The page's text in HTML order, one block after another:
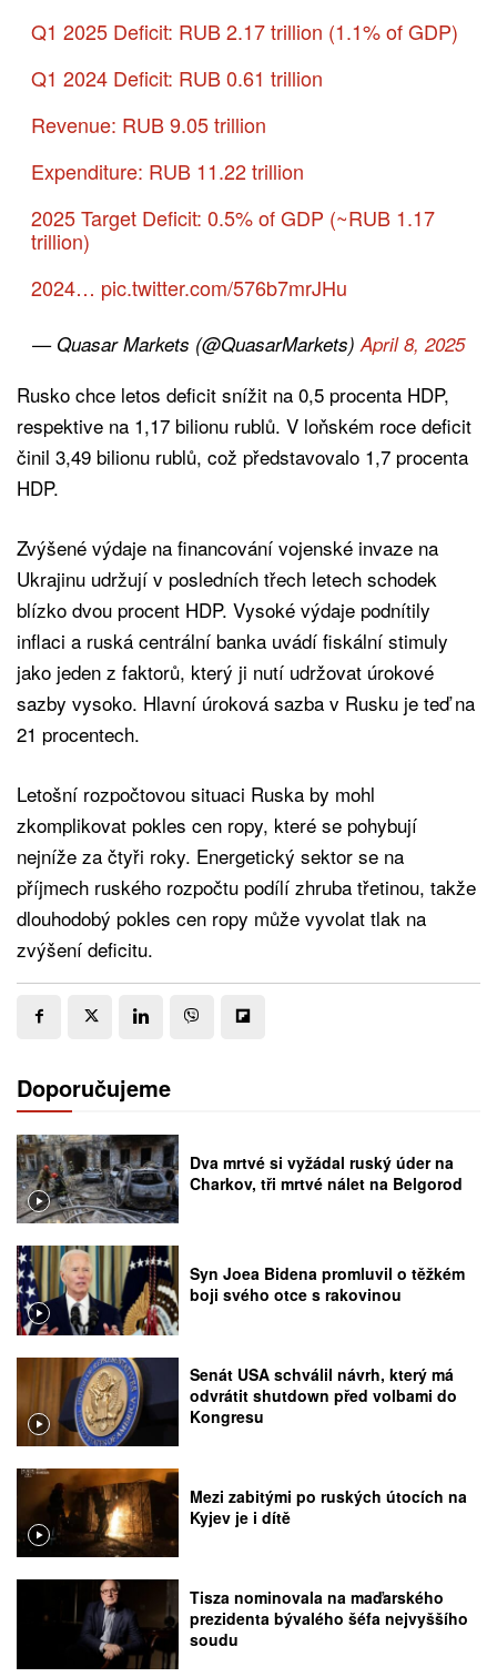
Q1 2025 Deficit: RUB 2.17 trillion (1.1% of GDP)
Q1 2024 Deficit: RUB 0.61 trillion
Revenue: RUB 9.05 trillion
Expenditure: RUB 11.22 trillion
2025 Target Deficit: 0.5% of GDP (~RUB 1.17
trillion)
2024… pic.twitter.com/576b7mrJHu
— Quasar Markets (@QuasarMarkets) April 8, 2025
Rusko chce letos deficit snížit na 0,5 procenta HDP,
respektive na 1,17 bilionu rublů. V loňském roce deficit
činil 3,49 bilionu rublů, což představovalo 1,7 procenta
HDP.
Zvýšené výdaje na financování vojenské invaze na
Ukrajinu udržují v posledních třech letech schodek
blízko dvou procent HDP. Vysoké výdaje podnítily
inflaci a ruská centrální banka uvádí fiskální stimuly
jako jeden z faktorů, který ji nutí udržovat úrokové
sazby vysoko. Hlavní úroková sazba v Rusku je teď na
21 procentech.
Letošní rozpočtovou situaci Ruska by mohl
zkomplikovat pokles cen ropy, které se pohybují
nejníže za čtyři roky. Energetický sektor se na
příjmech ruského rozpočtu podílí zhruba třetinou, takže
dlouhodobý pokles cen ropy může vyvolat tlak na
zvýšení deficitu.
Doporučujeme
Dva mrtvé si vyžádal ruský úder na
Charkov, tři mrtvé nálet na Belgorod
Syn Joea Bidena promluvil o těžkém
boji svého otce s rakovinou
Senát USA schválil návrh, který má
odvrátit shutdown před volbami do
Kongresu
Mezi zabitými po ruských útocích na
Kyjev je i dítě
Tisza nominovala na maďarského
prezidenta bývalého šéfa nejvyššího
soudu